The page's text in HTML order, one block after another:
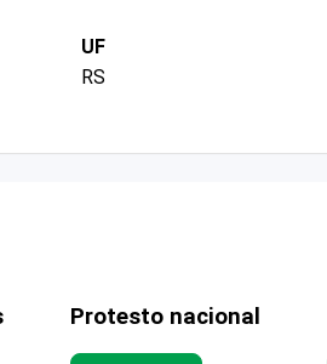
UF
RS
Protesto nacional